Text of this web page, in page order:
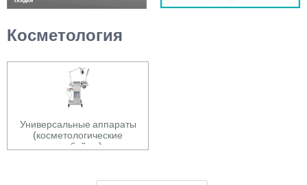
Косметология
Универсальные аппараты
(косметологические
комбайны)